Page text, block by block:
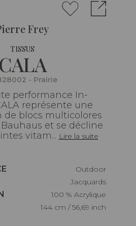
Frey
TISSUS
CALA
- Prairie
performance In-
représente une
de blocs multicolores
et se décline
vitam... Lire la suite
Outdoor
Jacquards
100 % Acrylique
144 cm / 56,69 inch